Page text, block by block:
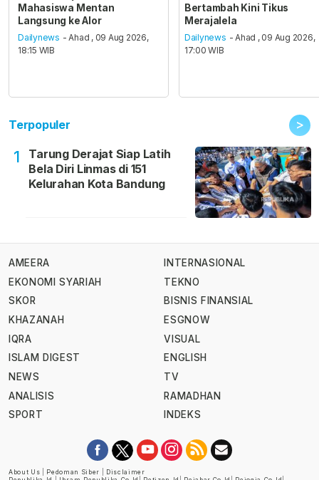
Mahasiswa Mentan
Langsung ke Alor
Dailynews - Ahad , 09 Aug 2026,
18:15 WIB
Bertambah Kini Tikus
Merajalela
Dailynews - Ahad , 09 Aug 2026,
17:00 WIB
Terpopuler >
1
Tarung Derajat Siap Latih
Bela Diri Linmas di 151
Kelurahan Kota Bandung
AMEERA
EKONOMI SYARIAH
SKOR
KHAZANAH
IQRA
ISLAM DIGEST
NEWS
ANALISIS
SPORT
INTERNASIONAL
TEKNO
BISNIS FINANSIAL
ESGNOW
VISUAL
ENGLISH
TV
RAMADHAN
INDEKS
About Us Pedoman Siber
Disclaimer